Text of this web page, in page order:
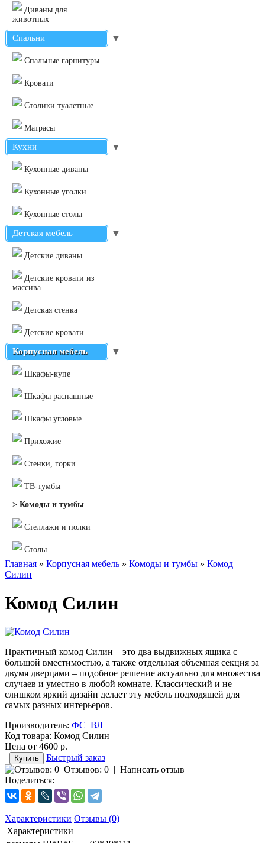
Диваны для
животных
Спальни ▼
Cпальные гарнитуры
Кровати
Столики туалетные
Матрасы
Кухни ▼
Кухонные диваны
Кухонные уголки
Кухонные столы
Детская мебель ▼
Детские диваны
Детские кровати из
массива
Детская стенка
Детские кровати
Корпусная мебель ▼
Шкафы-купе
Шкафы распашные
Шкафы угловые
Прихожие
Стенки, горки
ТВ-тумбы
> Комоды и тумбы
Стеллажи и полки
Столы
Главная » Корпусная мебель » Комоды и тумбы » Комод
Силин
Комод Силин
Практичный комод Силин – это два выдвижных ящика с
большой вместимостью, а также отдельная объемная секция за
двумя дверцами – подобное решение актуально для множества
случаев и уместно в любой комнате. Классический и не
слишком яркий дизайн делает эту мебель подходящей для
самых разных интерьеров.
Производитель: ФС_ВЛ
Код товара: Комод Силин
Цена от 4600 р.
Быстрый заказ
Отзывов: 0 | Написать отзыв
Поделиться:
Характеристики Отзывы (0)
Характеристики